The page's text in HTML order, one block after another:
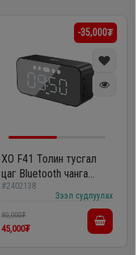
-35,000₮
XO F41 Толин тусгал
цаг Bluetooth чанга
яригч
#2402138
Зээл судлуулах
80,000₮
45,000₮